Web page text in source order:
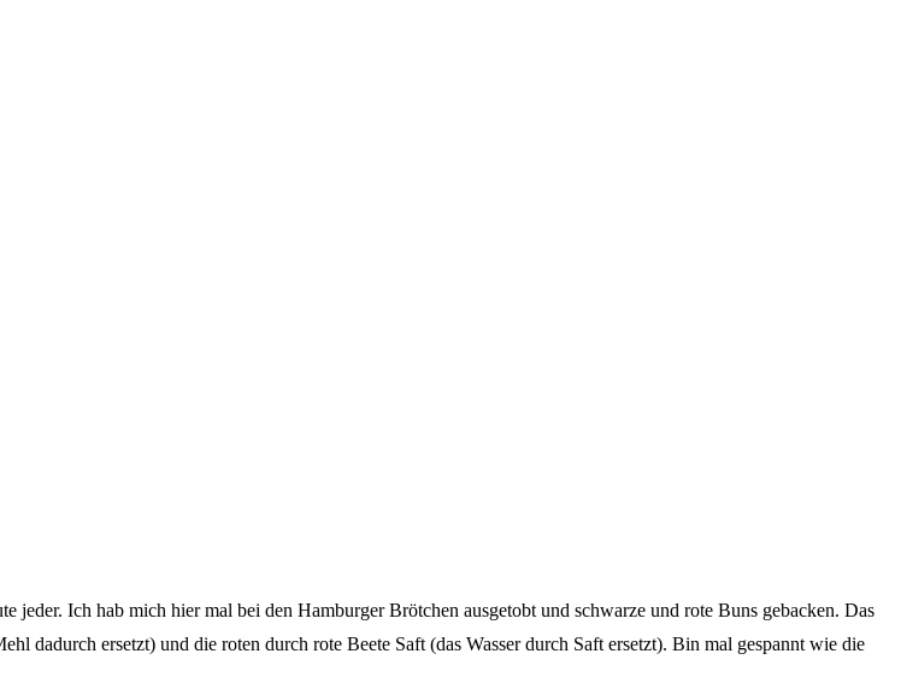
jeder. Ich hab mich hier mal bei den Hamburger Brötchen ausgetobt und schwarze und rote Buns gebacken. Das
dadurch ersetzt) und die roten durch rote Beete Saft (das Wasser durch Saft ersetzt). Bin mal gespannt wie die